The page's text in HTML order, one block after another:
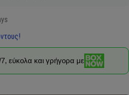
εύκολα και γρήγορα με